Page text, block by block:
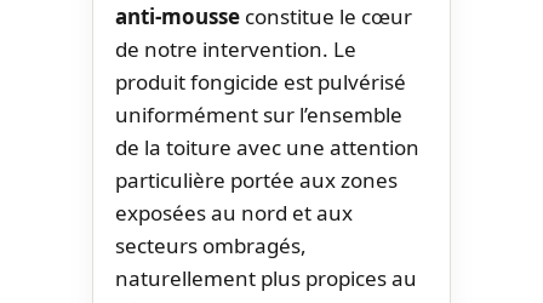
anti-mousse constitue le cœur
de notre intervention. Le
produit fongicide est pulvérisé
uniformément sur l’ensemble
de la toiture avec une attention
particulière portée aux zones
exposées au nord et aux
secteurs ombragés,
naturellement plus propices au